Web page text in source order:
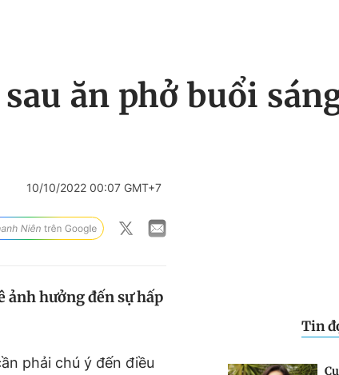
ăn phở buổi
10/10/2022 00:07 GMT+7
ảnh hưởng đến sự hấp
phải chú ý đến điều